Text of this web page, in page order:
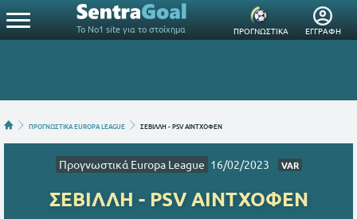
Το Νο1 site για το στοίχημα ΠΡΟΓΝΩΣΤΙΚΑ ΕΓΓΡΑΦΗ
ΠΡΟΓΝΩΣΤΙΚΑ EUROPA LEAGUE ΣΕΒΙΛΛΗ - PSV ΑΙΝΤΧΟΦΕΝ
Προγνωστικά Europa League 16/02/2023 VAR
ΣΕΒΙΛΛΗ - PSV ΑΙΝΤΧΟΦΕΝ